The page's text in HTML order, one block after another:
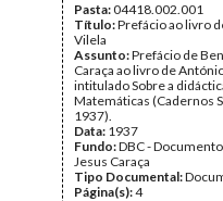
Pasta:04418.002.001
Título:Prefácio ao livro
Vilela
Assunto:Prefácio de
Caraça ao livro de
intitulado Sobre a
Matemáticas (Cadernos
1937).
Data: 1937
Fundo:DBC -
Jesus Caraça
Tipo Documental:
Página(s):4